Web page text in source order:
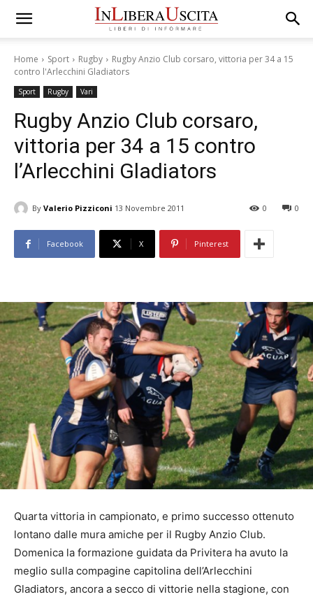
Home Sport Rugby
Rugby Anzio Club corsaro, vittoria per 34 a 15
contro l'Arlecchini Gladiators
Sport Rugby Vari
Rugby Anzio Club corsaro,
vittoria per 34 a 15 contro
l’Arlecchini Gladiators
By Valerio Pizziconi 13 Novembre 2011 0
0
Facebook X Pinterest
Quarta vittoria in campionato, e primo successo ottenuto
lontano dalle mura amiche per il Rugby Anzio Club.
Domenica la formazione guidata da Privitera ha avuto la
meglio sulla compagine capitolina dell’Arlecchini
Gladiators, ancora a secco di vittorie nella stagione, con